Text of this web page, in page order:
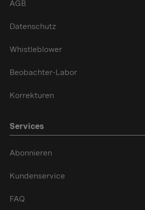
AGB
Datenschutz
Whistleblower
Beobachter-Labor
Korrekturen
Services
Abonnieren
Kundenservice
FAQ